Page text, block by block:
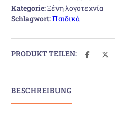
Kategorie:Ξένη λογοτεχνία
Schlagwort:Παιδικά
PRODUKT TEILEN:
BESCHREIBUNG